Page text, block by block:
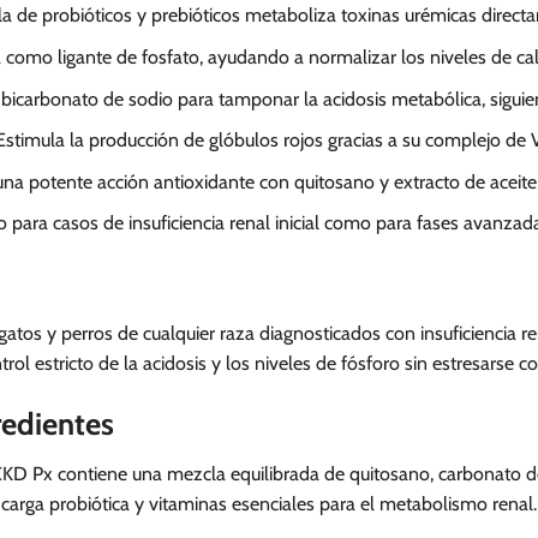
de probióticos y prebióticos metaboliza toxinas urémicas
ligante de fosfato, ayudando a normalizar los niveles de
de sodio para tamponar la acidosis metabólica,
la producción de glóbulos rojos gracias a su complejo de
potente acción antioxidante con quitosano y extracto de
casos de insuficiencia renal inicial como para fases
y perros de cualquier raza diagnosticados con insuficiencia
estricto de la acidosis y los niveles de fósforo sin estresarse
Px contiene una mezcla equilibrada de quitosano, carbonato
probiótica y vitaminas esenciales para el metabolismo renal.